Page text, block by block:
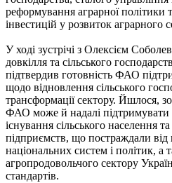
реформування аграрної політики
інвестицій у розвиток аграрного
У ході зустрічі з Олексієм
довкілля та сільського
підтвердив готовність ФАО
щодо відновлення сільського
трансформації сектору. Йшлося,
ФАО може й надалі підтримувати
існування сільського населення
підприємств, що постраждали
національних систем і політик,
агропродовольчого сектору
стандартів.